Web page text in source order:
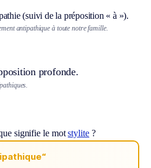
(suivi de la préposition « à »).
antipathique à toute notre famille.
profonde.
signifie le motstylite?